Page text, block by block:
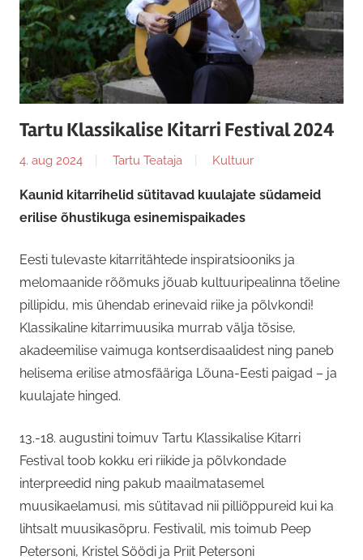
Tartu Klassikalise Kitarri Festival 2024
4. aug 2024 Tartu Teataja Kultuur
Kaunid kitarrihelid sütitavad kuulajate südameid
erilise õhustikuga esinemispaikades
Eesti tulevaste kitarritähtede inspiratsiooniks ja
melomaanide rõõmuks jõuab kultuuripealinna tõeline
pillipidu, mis ühendab erinevaid riike ja põlvkondi!
Klassikaline kitarrimuusika murrab välja tõsise,
akadeemilise vaimuga kontserdisaalidest ning paneb
helisema erilise atmosfääriga Lõuna-Eesti paigad – ja
kuulajate hinged.
13.-18. augustini toimuv Tartu Klassikalise Kitarri
Festival toob kokku eri riikide ja põlvkondade
interpreedid ning pakub maailmatasemel
muusikaelamusi, mis sütitavad nii pilliõppureid kui ka
lihtsalt muusikasõpru. Festivalil, mis toimub Peep
Petersoni, Kristel Söödi ja Priit Petersoni